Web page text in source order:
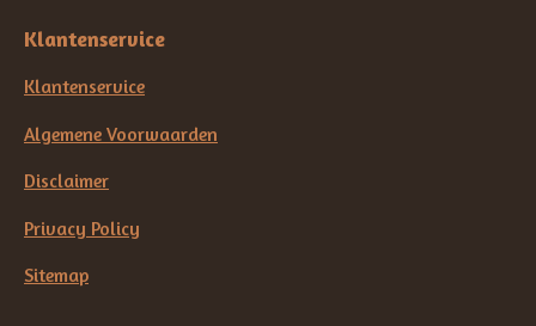
Klantenservice
Klantenservice
Algemene Voorwaarden
Disclaimer
Privacy Policy
Sitemap